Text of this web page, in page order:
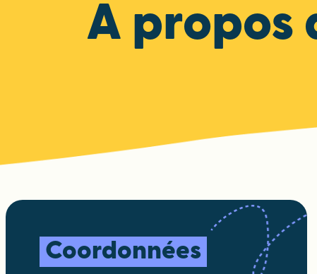
A propos
Coordonnées